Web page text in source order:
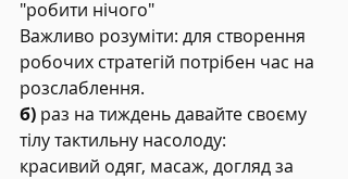
"робити нічого"
Важливо розуміти: для створення
робочих стратегій потрібен час на
розслаблення.
б) раз на тиждень давайте своєму
тілу тактильну насолоду:
красивий одяг, масаж, догляд за